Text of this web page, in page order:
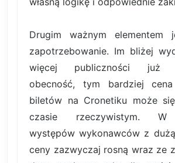
Drugim ważnym elementem
zapotrzebowanie. Im bliżej
więcej publiczności już
obecność, tym bardziej
biletów na Cronetiku może
czasie rzeczywistym. W
występów wykonawców z
ceny zazwyczaj rosną wraz ze